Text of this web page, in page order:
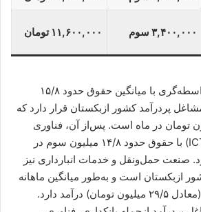
۳,۴۰۰,۰۰۰ سوم ۱۱,۶۰۰,۰۰۰ تومان
صنعت مالی و بیمه و واسطه‌گری با میانگین حقوق حدود ۱۵/۸
پردرآمد کشور ازبکستان قرار دارد که
۵۳/۵ میلیون تومان در ماه است. پس‌از آن، فناوری
اطلاعات و ارتباطات (ICT) با حقوق حدود ۱۴/۸ میلیون سوم در
صنعت حمل‌ونقل و خدمات انبارداری نیز
ازبکستان است و به‌طور میانگین ماهانه
حدود ۸/۷ میلیون سوم (معادل ۲۹/۵ میلیون تومان) درآمد دارد.